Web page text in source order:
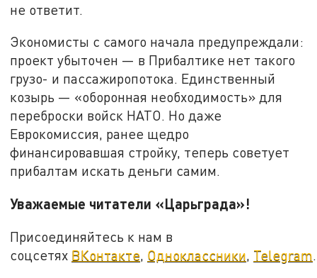
не ответит.
Экономисты с самого начала предупреждали:
проект убыточен — в Прибалтике нет такого
грузо- и пассажиропотока. Единственный
козырь — «оборонная необходимость» для
переброски войск НАТО. Но даже
Еврокомиссия, ранее щедро
финансировавшая стройку, теперь советует
прибалтам искать деньги самим.
Уважаемые читатели «Царьграда»!
Присоединяйтесь к нам в
соцсетях ВКонтакте, Одноклассники, Telegram.